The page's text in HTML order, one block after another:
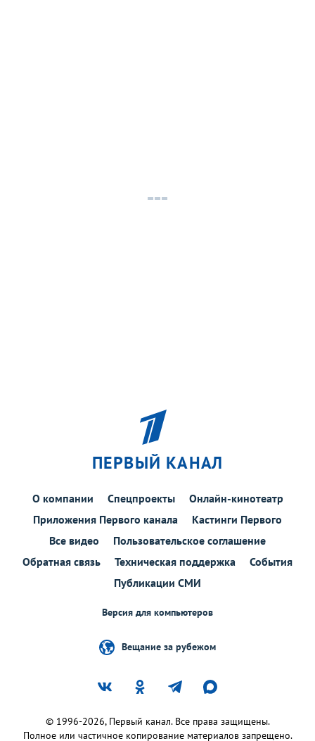
ПЕРВЫЙ КАНАЛ
О компании Спецпроекты
Онлайн-кинотеатр
Приложения Первого канала
Кастинги Первого
Все видео
Пользовательское соглашение
Обратная связь
Техническая поддержка
События
Публикации СМИ
Версия для компьютеров
Вещание за рубежом
© 1996-2026, Первый канал. Все права защищены.
Полное или частичное копирование материалов запрещено.